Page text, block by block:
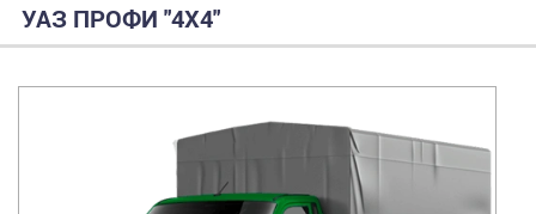
УАЗ ПРОФИ "4Х4"